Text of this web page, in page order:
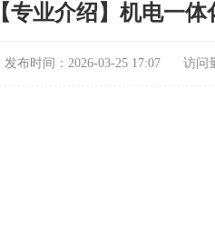
【专业介绍】机电一体
发布时间：2026-03-25 17:07 访问